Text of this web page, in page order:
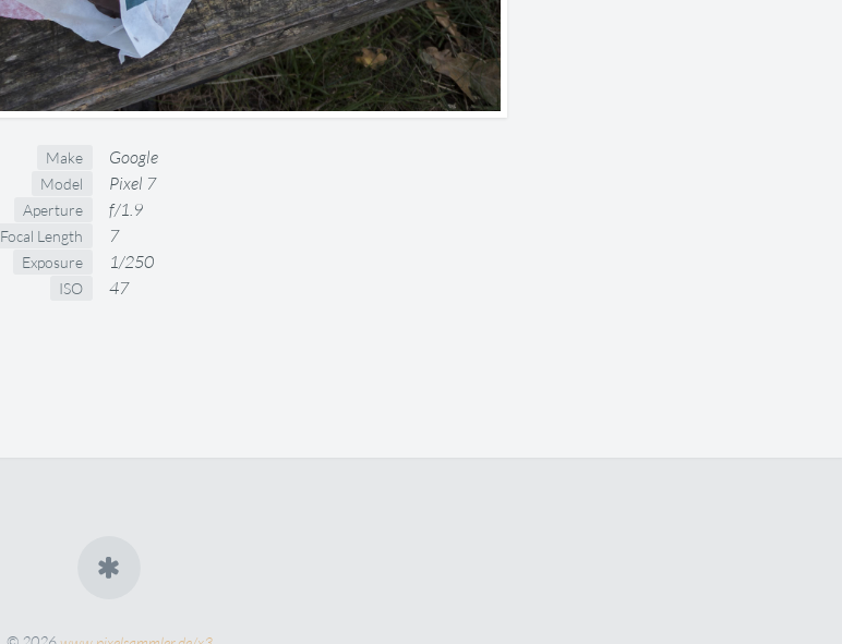
Make Google
Model Pixel 7
Aperture f/1.9
Focal Length 7
Exposure 1/250
ISO 47